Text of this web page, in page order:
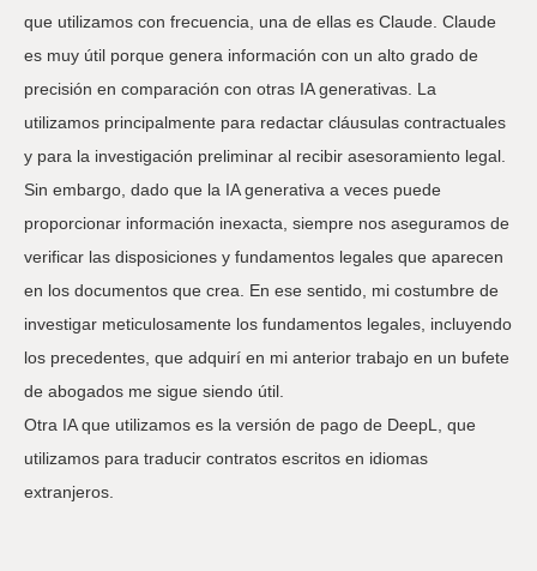
que utilizamos con frecuencia, una de ellas es Claude. Claude
es muy útil porque genera información con un alto grado de
precisión en comparación con otras IA generativas. La
utilizamos principalmente para redactar cláusulas contractuales
y para la investigación preliminar al recibir asesoramiento legal.
Sin embargo, dado que la IA generativa a veces puede
proporcionar información inexacta, siempre nos aseguramos de
verificar las disposiciones y fundamentos legales que aparecen
en los documentos que crea. En ese sentido, mi costumbre de
investigar meticulosamente los fundamentos legales, incluyendo
los precedentes, que adquirí en mi anterior trabajo en un bufete
de abogados me sigue siendo útil.
Otra IA que utilizamos es la versión de pago de DeepL, que
utilizamos para traducir contratos escritos en idiomas
extranjeros.